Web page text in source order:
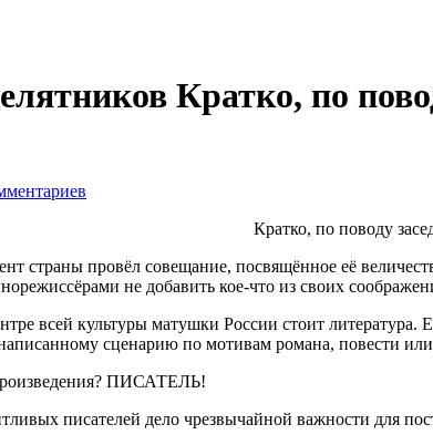
Кратко, по
Кратко, по поводу
страны провёл совещание, посвящённое её
не добавить кое-что из своих
всей культуры матушки России стоит
сценарию по мотивам романа, повести
ПИСАТЕЛЬ!
писателей дело чрезвычайной важности для